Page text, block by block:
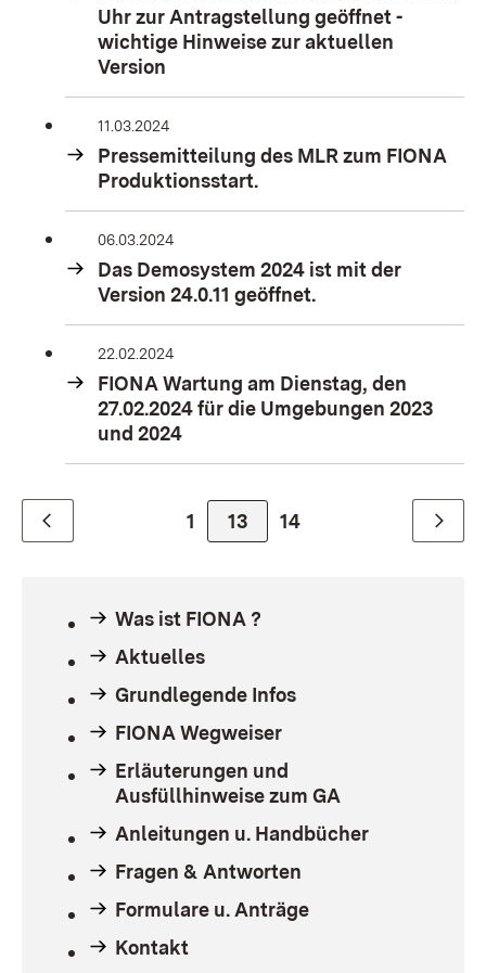
Uhr zur Antragstellung geöffnet -
wichtige Hinweise zur aktuellen
Version
11.03.2024
Pressemitteilung des MLR zum FIONA
Produktionsstart.
06.03.2024
Das Demosystem 2024 ist mit der
Version 24.0.11 geöffnet.
22.02.2024
FIONA Wartung am Dienstag, den
27.02.2024 für die Umgebungen 2023
und 2024
Zur Seite
1 Zur Seite
13 Zur Seite
14 Weiter
Was ist FIONA ?
Aktuelles
Grundlegende Infos
FIONA Wegweiser
Erläuterungen und
Ausfüllhinweise zum GA
Anleitungen u. Handbücher
Fragen & Antworten
Formulare u. Anträge
Kontakt